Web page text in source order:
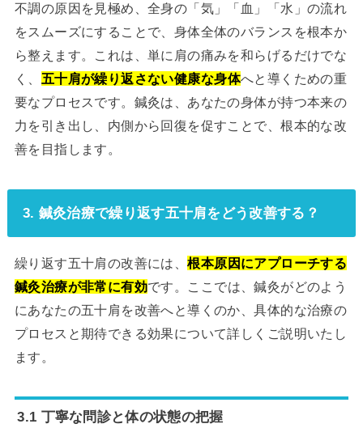
不調の原因を見極め、全身の「気」「血」「水」の流れ
をスムーズにすることで、身体全体のバランスを根本か
ら整えます。これは、単に肩の痛みを和らげるだけでな
く、 五十肩が繰り返さない健康な身体へと導くための重
要なプロセスです。鍼灸は、あなたの身体が持つ本来の
力を引き出し、内側から回復を促すことで、根本的な改
善を目指します。
3. 鍼灸治療で繰り返す五十肩をどう改善する？
繰り返す五十肩の改善には、根本原因にアプローチする
鍼灸治療が非常に有効です。ここでは、鍼灸がどのよう
にあなたの五十肩を改善へと導くのか、具体的な治療の
プロセスと期待できる効果について詳しくご説明いたし
ます。
3.1 丁寧な問診と体の状態の把握